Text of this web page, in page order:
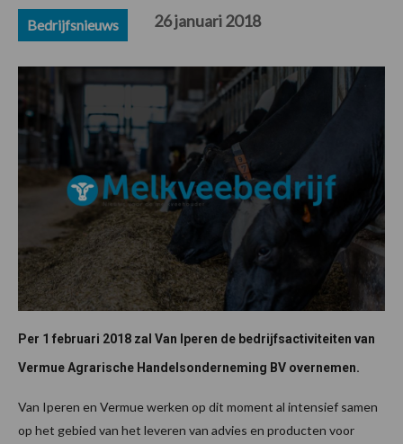
Bedrijfsnieuws 26 januari 2018
Per 1 februari 2018 zal Van Iperen de bedrijfsactiviteiten van
Vermue Agrarische Handelsonderneming BV overnemen.
Van Iperen en Vermue werken op dit moment al intensief samen
op het gebied van het leveren van advies en producten voor